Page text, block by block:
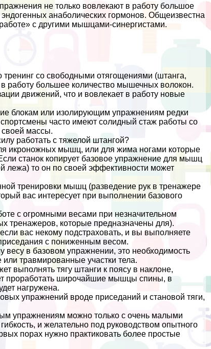
не только вовлекают в работу большое
анаболических гормонов. Общеизвестна
с другими мышцами-синергистами.
тренинг со свободными отягощениями (штанга,
работу большее количество мышечных волокон.
движений, что и вовлекает в работу новые
блокам или изолирующим упражнениям редки
часто имеют солидный стаж работы со
массы.
работать с тяжелой штангой?
икроножных мышц, или для жима ногами которые
станок копирует базовое упражнение для мышц
лежа) то он по своей эффективности может
тренировки мышц (разведение рук в тренажере
вас интересует при выполнении базового
с огромными весами при незначительном
тренажеров, которые предназначены для).
вас некому подстраховать, и вы выполняете
с пониженным весом.
весу в базовом упражнении, это необходимость
травмированные участки тела.
выполнять тягу штанги к поясу в наклоне,
проработать широчайшие мышцы спины, в
нагружена.
упражнений вроде приседаний и становой тяги,
упражнениям можно только с очень малыми
и желательно под руководством опытного
порах нужно пpaктиковать более простые